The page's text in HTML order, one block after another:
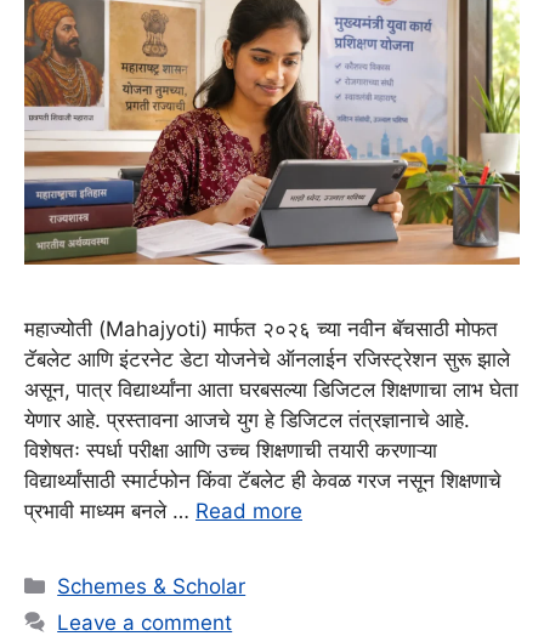
महाज्योती (Mahajyoti) मार्फत २०२६ च्या नवीन बॅचसाठी मोफत
टॅबलेट आणि इंटरनेट डेटा योजनेचे ऑनलाईन रजिस्ट्रेशन सुरू झाले
असून, पात्र विद्यार्थ्यांना आता घरबसल्या डिजिटल शिक्षणाचा लाभ घेता
येणार आहे. प्रस्तावना आजचे युग हे डिजिटल तंत्रज्ञानाचे आहे.
विशेषतः स्पर्धा परीक्षा आणि उच्च शिक्षणाची तयारी करणाऱ्या
विद्यार्थ्यांसाठी स्मार्टफोन किंवा टॅबलेट ही केवळ गरज नसून शिक्षणाचे
प्रभावी माध्यम बनले … Read more
Categories
Schemes & Scholar
Leave a comment